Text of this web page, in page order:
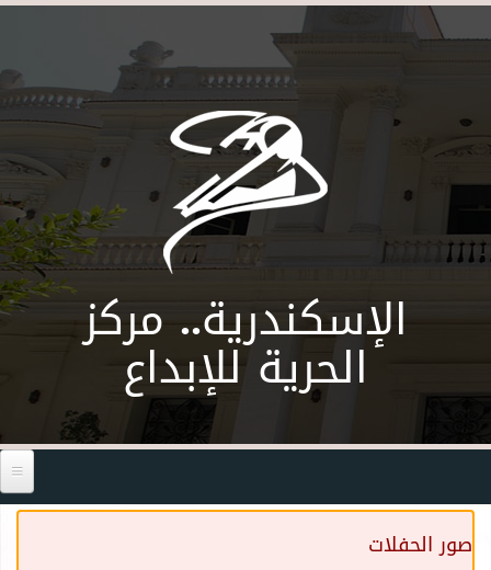
Skip to main content
الإسكندرية.. مركز
الحرية للإبداع
صور الحفلات